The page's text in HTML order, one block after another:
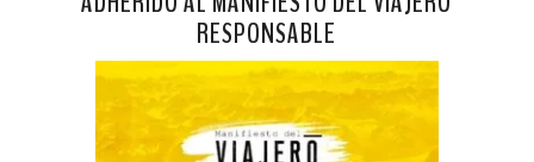
RESPONSABLE